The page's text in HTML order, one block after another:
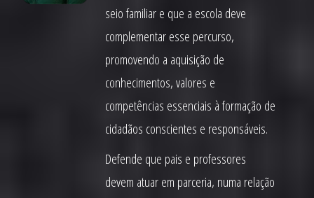
seio familiar e que a escola deve
complementar esse percurso,
promovendo a aquisição de
conhecimentos, valores e
competências essenciais à formação de
cidadãos conscientes e responsáveis.
Defende que pais e professores
devem atuar em parceria, numa relação